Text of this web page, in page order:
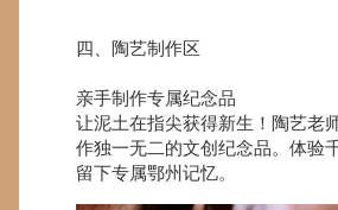
四、陶艺制作区
亲手制作专属纪念品
让泥土在指尖获得新生！陶艺老
作独一无二的文创纪念品。体验
留下专属鄂州记忆。